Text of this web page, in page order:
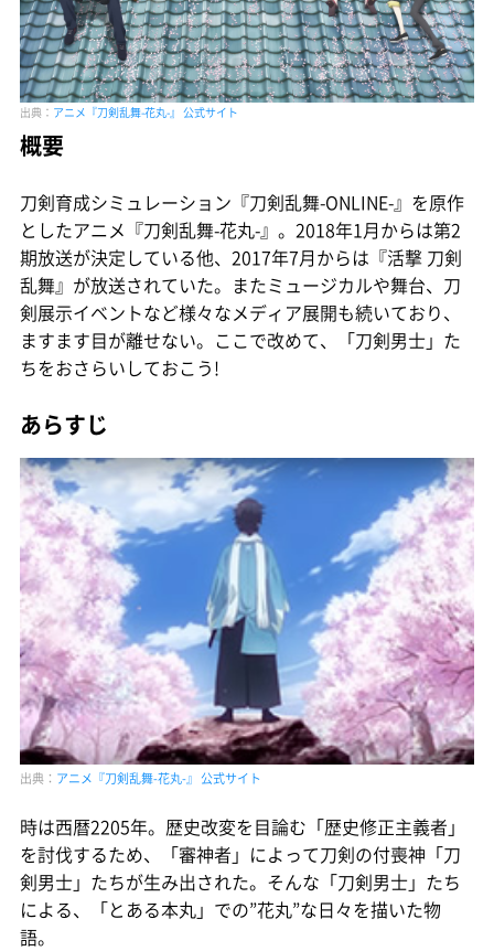
出典： アニメ『刀剣乱舞-花丸-』 公式サイト
概要
刀剣育成シミュレーション『刀剣乱舞-ONLINE-』を原作
としたアニメ『刀剣乱舞-花丸-』。2018年1月からは第2
期放送が決定している他、2017年7月からは『活撃 刀剣
乱舞』が放送されていた。またミュージカルや舞台、刀
剣展示イベントなど様々なメディア展開も続いており、
ますます目が離せない。ここで改めて、「刀剣男士」た
ちをおさらいしておこう!
あらすじ
出典： アニメ『刀剣乱舞-花丸-』 公式サイト
時は西暦2205年。歴史改変を目論む「歴史修正主義者」
を討伐するため、「審神者」によって刀剣の付喪神「刀
剣男士」たちが生み出された。そんな「刀剣男士」たち
による、「とある本丸」での”花丸”な日々を描いた物
語。